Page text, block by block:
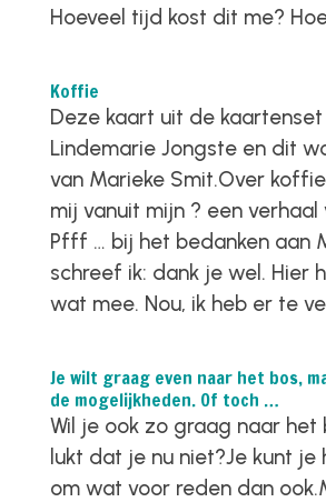
Hoeveel tijd kost dit me?
Koffie
Deze kaart uit de kaartenset
Lindemarie Jongste en dit
van Marieke Smit.Over
mij vanuit mijn ? een verhaal
Pfff … bij het bedanken aan
schreef ik: dank je wel. Hier
wat mee. Nou, ik heb er te
Je wilt graag even naar het bos,
de mogelijkheden. Of toch …
Wil je ook zo graag naar het
lukt dat je nu niet?Je kunt je
om wat voor reden dan